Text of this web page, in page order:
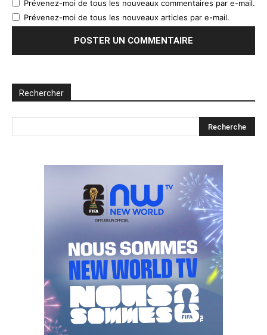
Prévenez-moi de tous les nouveaux commentaires par e-mail.
Prévenez-moi de tous les nouveaux articles par e-mail.
Rechercher